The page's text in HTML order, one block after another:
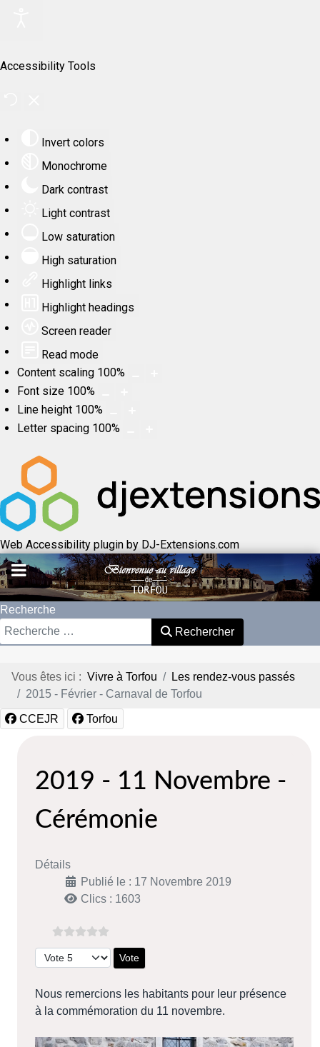
Accessibility Tools
Invert colors
Monochrome
Dark contrast
Light contrast
Low saturation
High saturation
Highlight links
Highlight headings
Screen reader
Read mode
Content scaling 100%
Font size 100%
Line height 100%
Letter spacing 100%
Web Accessibility plugin by DJ-Extensions.com
Recherche
Rechercher
Vous êtes ici : Vivre à Torfou
Les rendez-vous passés
2015 - Février - Carnaval de Torfou
CCEJR Torfou
2019 - 11 Novembre -
Cérémonie
Détails
Publié le : 17 Novembre 2019
Clics : 1603
Veuillez voter
Nous remercions les habitants pour leur présence
à la commémoration du 11 novembre.